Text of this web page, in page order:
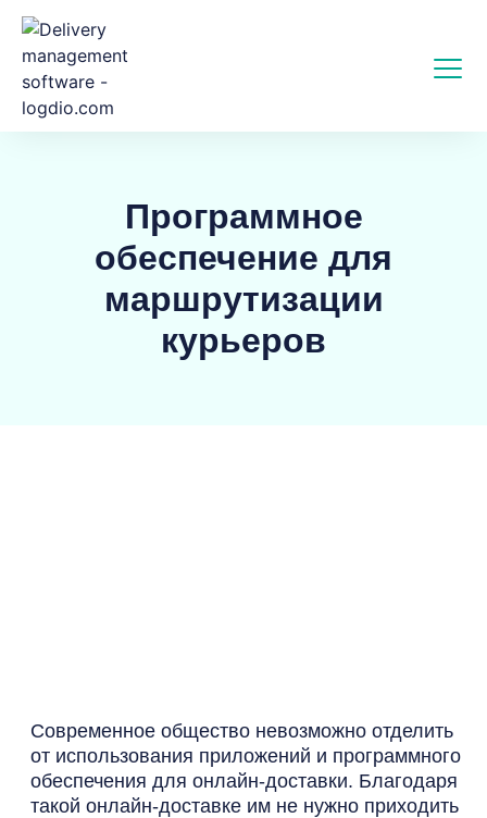
Программное
обеспечение для
маршрутизации
курьеров
Современное общество невозможно отделить
от использования приложений и программного
обеспечения для онлайн-доставки. Благодаря
такой онлайн-доставке им не нужно приходить